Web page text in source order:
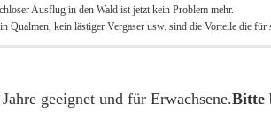
Ausflug in den Wald ist jetzt kein Problem mehr.
Qualmen, kein lästiger Vergaser usw. sind die Vorteile die
geeignet und für Erwachsene.Bitte